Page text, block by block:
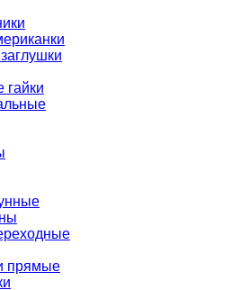
гайки
прямые